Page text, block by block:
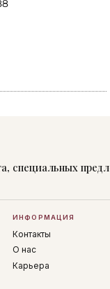
специальных
ИНФОРМАЦИЯ
Контакты
О нас
Карьера